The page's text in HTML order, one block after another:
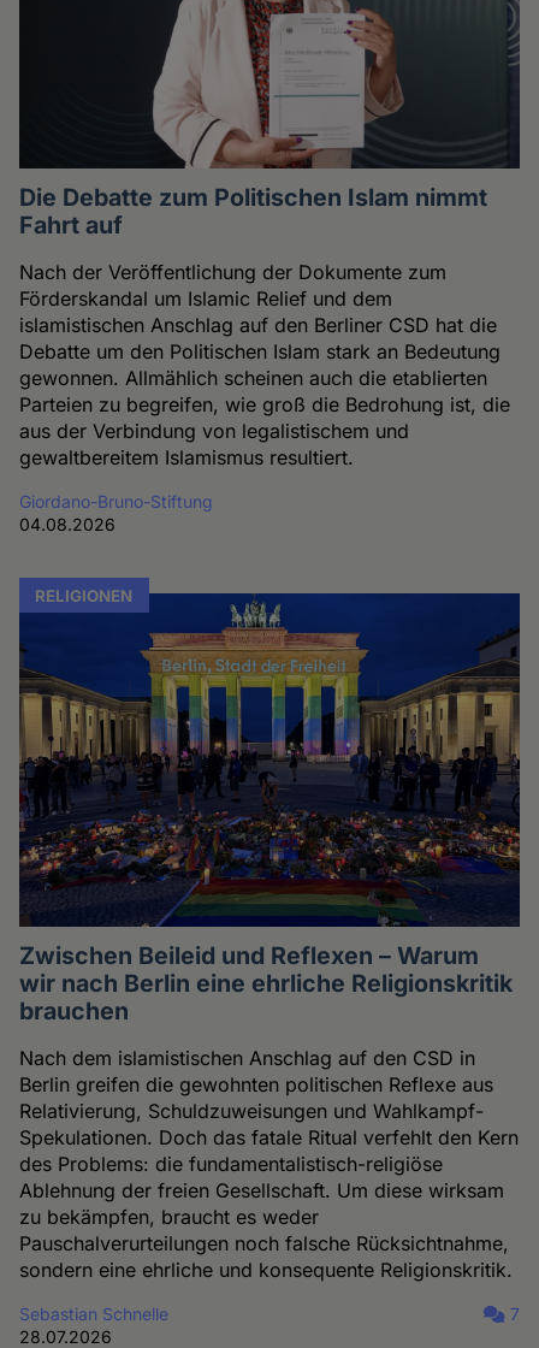
Die Debatte zum Politischen Islam nimmt
Fahrt auf
Nach der Veröffentlichung der Dokumente zum
Förderskandal um Islamic Relief und dem
islamistischen Anschlag auf den Berliner CSD hat die
Debatte um den Politischen Islam stark an Bedeutung
gewonnen. Allmählich scheinen auch die etablierten
Parteien zu begreifen, wie groß die Bedrohung ist, die
aus der Verbindung von legalistischem und
gewaltbereitem Islamismus resultiert.
Giordano-Bruno-Stiftung
04.08.2026
RELIGIONEN
Zwischen Beileid und Reflexen – Warum
wir nach Berlin eine ehrliche Religionskritik
brauchen
Nach dem islamistischen Anschlag auf den CSD in
Berlin greifen die gewohnten politischen Reflexe aus
Relativierung, Schuldzuweisungen und Wahlkampf-
Spekulationen. Doch das fatale Ritual verfehlt den Kern
des Problems: die fundamentalistisch-religiöse
Ablehnung der freien Gesellschaft. Um diese wirksam
zu bekämpfen, braucht es weder
Pauschalverurteilungen noch falsche Rücksichtnahme,
sondern eine ehrliche und konsequente Religionskritik.
Sebastian Schnelle
28.07.2026
7